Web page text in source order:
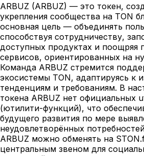
ARBUZ (ARBUZ) — это токен,
укрепления сообщества на TON
основная цель — объединять
способствуя сотрудничеству,
доступных продуктах и поощряя
сервисов, ориентированных на
Команда ARBUZ стремится
экосистемы TON, адаптируясь к
тенденциям и требованиям. В
токена ARBUZ нет официальных
(ютилити-функций), что
будущего развития по мере
неудовлетворённых
ARBUZ можно обменять на
центральным звеном для